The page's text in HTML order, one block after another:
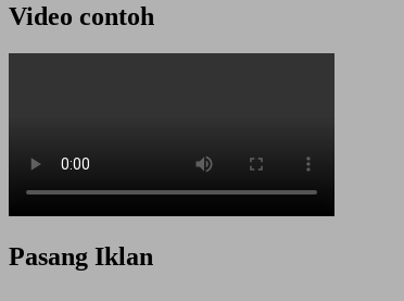
Video contoh
Pasang Iklan